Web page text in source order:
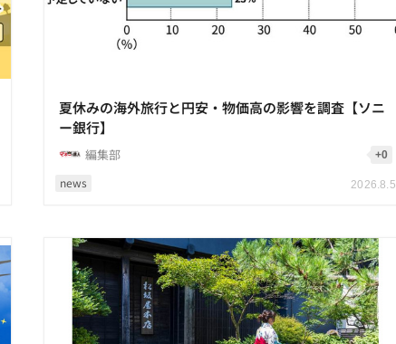
news 2026.8.5
夏休みの海外旅行と円安・物価高の影響を調査【ソニ
ー銀行】
編集部 +0